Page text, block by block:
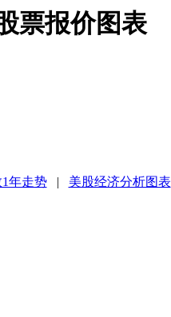
票报价图表
年走势| 美股经济分析图表